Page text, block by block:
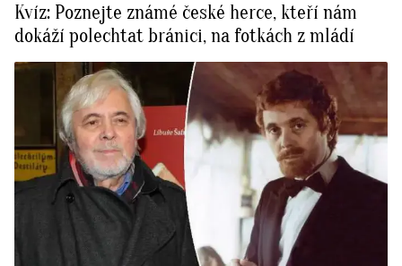
Kvíz: Poznejte známé české herce, kteří nám
dokáží polechtat bránici, na fotkách z mládí